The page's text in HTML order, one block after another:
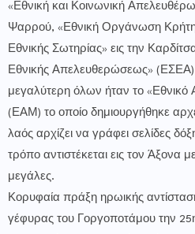
«Εθνική και Κοινωνική
Ψαρρού, «Εθνική Οργάνωση
Εθνικής Σωτηρίας» εις την
Εθνικής Απελευθερώσεως» (ΕΣΕΑ)
μεγαλύτερη όλων ήταν το
(ΕΑΜ) το οποίο δημιουργήθηκε
λαός αρχίζει να γράφει σελίδες
τρόπο αντιστέκεται εις τον Άξονα
μεγάλες.
Κορυφαία πράξη ηρωικής
γέφυρας του Γοργοποτάμου την